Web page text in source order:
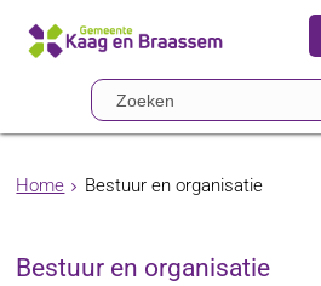
Home Bestuur en organisatie
Bestuur en organisatie